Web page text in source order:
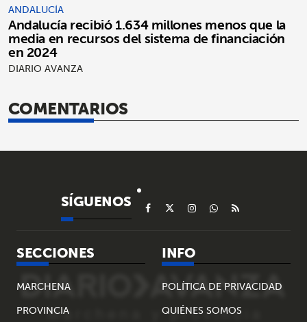
ANDALUCÍA
Andalucía recibió 1.634 millones menos que la
media en recursos del sistema de financiación
en 2024
DIARIO AVANZA
COMENTARIOS
SÍGUENOS
SECCIONES
MARCHENA
PROVINCIA
INFO
POLÍTICA DE PRIVACIDAD
QUIÉNES SOMOS